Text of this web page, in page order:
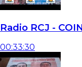
Radio RCJ -
00:33:30